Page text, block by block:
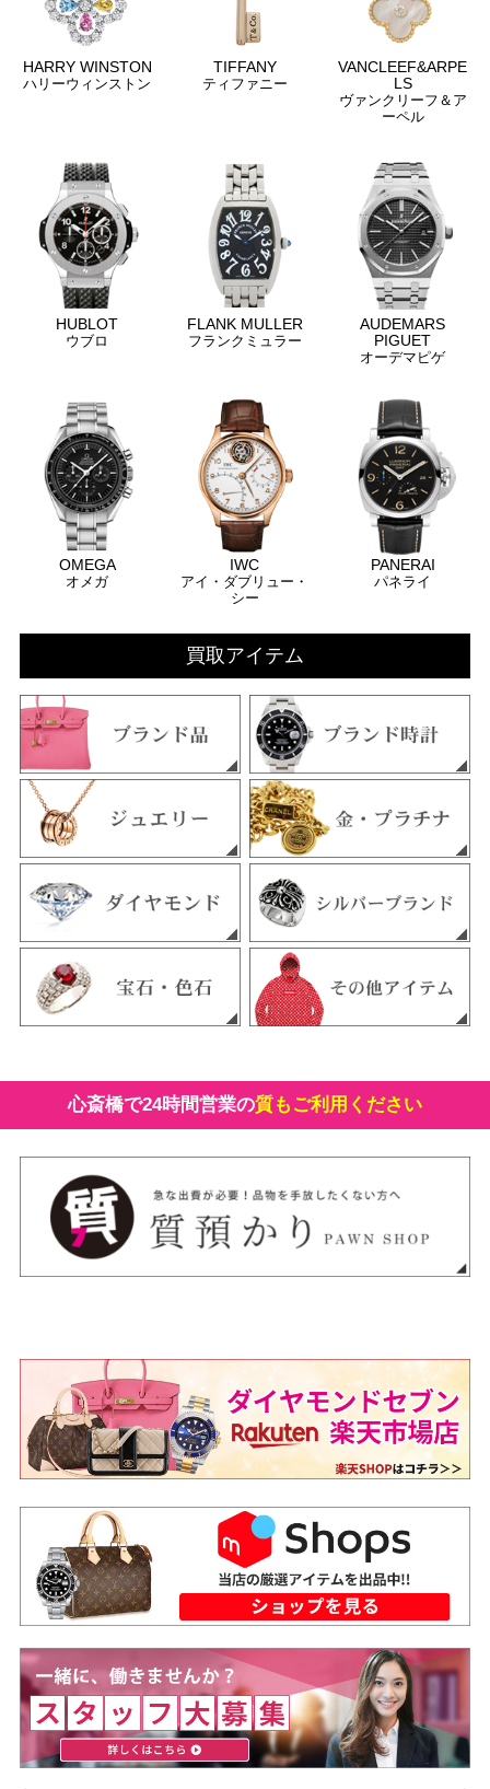
HARRY WINSTON
ハリーウィンストン
TIFFANY
ティファニー
VANCLEEF&ARPE
LS
ヴァンクリーフ＆ア
ーペル
HUBLOT
ウブロ
FLANK MULLER
フランクミュラー
AUDEMARS
PIGUET
オーデマピゲ
OMEGA
オメガ
IWC
アイ・ダブリュー・
シー
PANERAI
パネライ
買取アイテム
心斎橋で24時間営業の質もご利用ください